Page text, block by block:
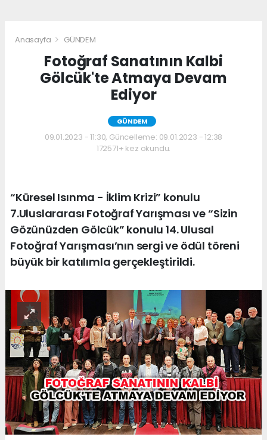
Anasayfa GÜNDEM
Fotoğraf Sanatının Kalbi
Gölcük'te Atmaya Devam
Ediyor
GÜNDEM
09.01.2023 - 11:30, Güncelleme: 09.01.2023 - 12:38
172571+ kez okundu.
“Küresel Isınma - İklim Krizi” konulu
7.Uluslararası Fotoğraf Yarışması ve “Sizin
Gözünüzden Gölcük” konulu 14. Ulusal
Fotoğraf Yarışması’nın sergi ve ödül töreni
büyük bir katılımla gerçekleştirildi.